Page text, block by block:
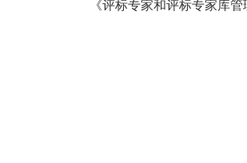
《评标专家和评标专家库